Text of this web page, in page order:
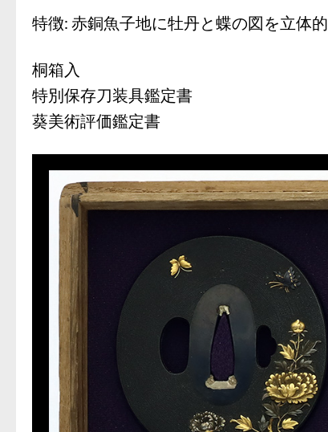
特徴: 赤銅魚子地に牡丹と蝶の図を立体
桐箱入
特別保存刀装具鑑定書
葵美術評価鑑定書